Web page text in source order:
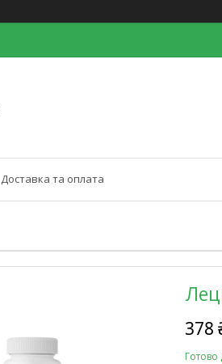
Доставка та оплата
378
Готово